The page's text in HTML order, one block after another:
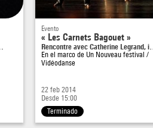
Evento
« Les Carnets Bagouet »
Rencontre avec Catherine Legrand, i…
En el marco de Un Nouveau festival /
Vidéodanse
22 feb 2014
Desde 15:00
Terminado